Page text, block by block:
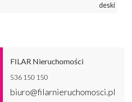
deski
FILAR Nieruchomości
536 150 150
biuro@filarnieruchomosci.pl